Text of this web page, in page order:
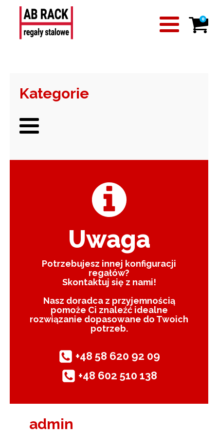
0
Kategorie
Uwaga
Potrzebujesz innej konfiguracji
regałów?
Skontaktuj się z nami!
Nasz doradca z przyjemnością
pomoże Ci znaleźć idealne
rozwiązanie dopasowane do Twoich
potrzeb.
+48 58 620 92 09
+48 602 510 138
admin